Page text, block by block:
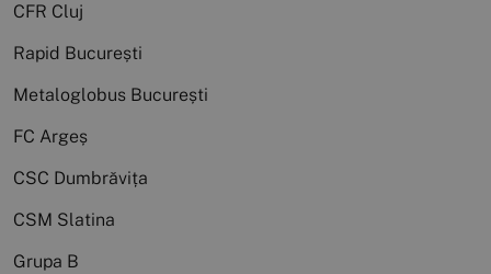
CFR Cluj
Rapid București
Metaloglobus București
FC Argeș
CSC Dumbrăvița
CSM Slatina
Grupa B